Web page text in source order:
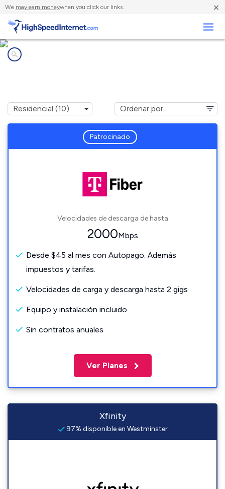
We may earn moneywhen you click our links. ×
Patrocinado
Velocidades de descarga de hasta
2000Mbps
Desde $45 al mes con Autopago. Además
impuestos y tarifas.
Velocidades de carga y descarga hasta 2 gigs
Equipo y instalación incluido
Sin contratos anuales
Ver Planes
Xfinity
97% disponible en Westminster